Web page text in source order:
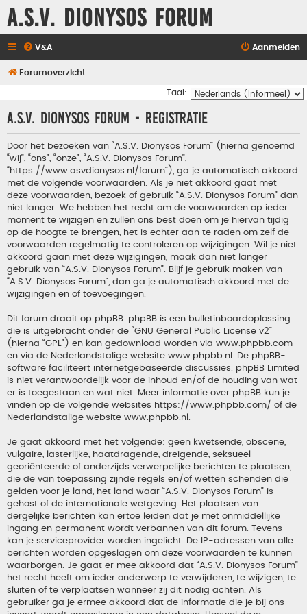
A.S.V. Dionysos Forum
V&A Aanmelden
Forumoverzicht
Taal:
A.S.V. Dionysos Forum - Registratie
Door het bezoeken van “A.S.V. Dionysos Forum” (hierna genoemd
“wij”, “ons”, “onze”, “A.S.V. Dionysos Forum”,
“https://www.asvdionysos.nl/forum”), ga je automatisch akkoord
met de volgende voorwaarden. Als je niet akkoord gaat met
deze voorwaarden, bezoek of gebruik “A.S.V. Dionysos Forum” dan
niet langer. We hebben het recht om de voorwaarden op ieder
moment te wijzigen en zullen ons best doen om je hiervan tijdig
op de hoogte te brengen, het is echter aan te raden om zelf de
voorwaarden regelmatig te controleren op wijzigingen. Wil je niet
akkoord gaan met deze wijzigingen, maak dan niet langer
gebruik van “A.S.V. Dionysos Forum”. Blijf je gebruik maken van
“A.S.V. Dionysos Forum”, dan ga je automatisch akkoord met de
wijzigingen en of toevoegingen.
Dit forum draait op phpBB. phpBB is een bulletinboardoplossing
die is uitgebracht onder de “GNU General Public License v2”
(hierna “GPL”) en kan gedownload worden via www.phpbb.com
en via de Nederlandstalige website www.phpbb.nl . De phpBB-
software faciliteert internetgebaseerde discussies. phpBB Limited
is niet verantwoordelijk voor de inhoud en/of de houding van wat
er is toegestaan en wat niet. Meer informatie over phpBB kun je
vinden op de volgende websites https://www.phpbb.com/ of de
Nederlandstalige website www.phpbb.nl
Je gaat akkoord met het volgende: geen kwetsende, obscene,
vulgaire, lasterlijke, haatdragende, dreigende, seksueel
georiënteerde of anderzijds verwerpelijke berichten te plaatsen,
die de van toepassing zijnde regels en/of wetten schenden die
gelden voor je land, het land waar “A.S.V. Dionysos Forum” is
gehost of de internationale wetgeving. Het plaatsen van
dergelijke berichten kan ertoe leiden dat je met onmiddellijke
ingang en permanent wordt verbannen van dit forum. Tevens
kan je serviceprovider worden ingelicht. De IP-adressen van alle
berichten worden opgeslagen om deze voorwaarden te kunnen
waarborgen. Je gaat er mee akkoord dat “A.S.V. Dionysos Forum”
het recht heeft om ieder onderwerp te verwijderen, te wijzigen, te
sluiten of te verplaatsen wanneer zij dit nodig achten. Als
gebruiker ga je ermee akkoord dat de informatie die je bij ons